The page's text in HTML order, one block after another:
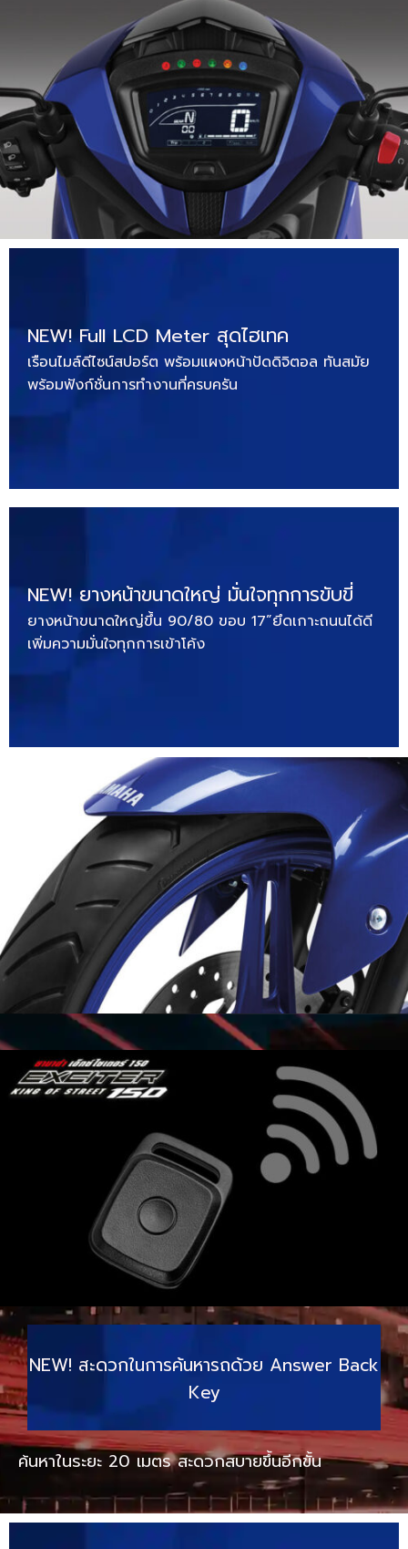
NEW! Full LCD Meter สุดไฮเทค
เรือนไมล์ดีไซน์สปอร์ต พร้อมแผงหน้าปัดดิจิตอล ทันสมัย
พร้อมฟังก์ชั่นการทำงานที่ครบครัน
NEW! ยางหน้าขนาดใหญ่ มั่นใจทุกการขับขี่
ยางหน้าขนาดใหญ่ขึ้น 90/80 ขอบ 17”ยึดเกาะถนนได้ดี
เพิ่มความมั่นใจทุกการเข้าโค้ง
NEW! สะดวกในการค้นหารถด้วย Answer Back
Key
ค้นหาในระยะ 20 เมตร สะดวกสบายขึ้นอีกขั้น